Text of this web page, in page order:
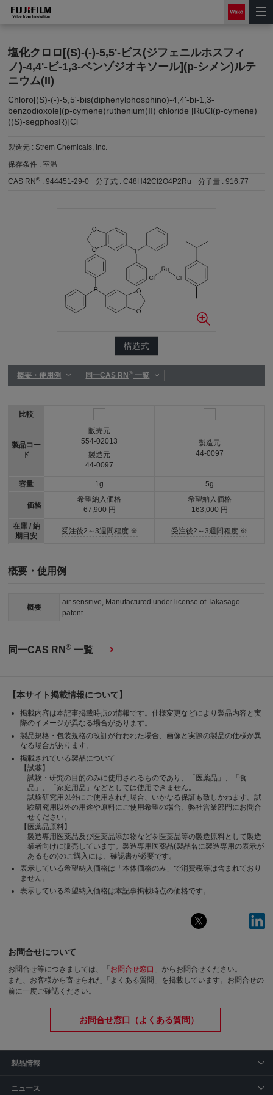
塩化クロロ[(S)-(-)-5,5'-ビス(ジフェニルホスフィ
ノ)-4,4'-ビ-1,3-ベンゾジオキソール](p-シメン)ルテ
ニウム(II)
Chloro[(S)-(-)-5,5'-bis(diphenylphosphino)-4,4'-bi-1,3-
benzodioxole](p-cymene)ruthenium(II) chloride [RuCl(p-cymene)
((S)-segphosR)]Cl
製造元 : Strem Chemicals, Inc.
保存条件 :室温
CAS RN® :944451-29-0 分子式 :C48H42Cl2O4P2Ru 分子量 :916.77
構造式
概要・使用例 同一CAS RN®一覧
比較
製品コー
ド
容量
価格
在庫 / 納
期目安
販売元
554-02013
製造元
44-0097
1g
希望納入価格
67,900 円
受注後2～3週間程度 ※
製造元
44-0097
5g
希望納入価格
163,000 円
受注後2～3週間程度 ※
概要・使用例
概要
air sensitive, Manufactured under license of Takasago
patent.
同一CAS RN® 一覧
【本サイト掲載情報について】
掲載内容は本記事掲載時点の情報です。仕様変更などにより製品内容と実
際のイメージが異なる場合があります。
製品規格・包装規格の改訂が行われた場合、画像と実際の製品の仕様が異
なる場合があります。
掲載されている製品について
【試薬】
試験・研究の目的のみに使用されるものであり、「医薬品」、「食
品」、「家庭用品」などとしては使用できません。
試験研究用以外にご使用された場合、いかなる保証も致しかねます。試
験研究用以外の用途や原料にご使用希望の場合、弊社営業部門にお問合
せください。
【医薬品原料】
製造専用医薬品及び医薬品添加物などを医薬品等の製造原料として製造
業者向けに販売しています。製造専用医薬品(製品名に製造専用の表示が
あるもの)のご購入には、確認書が必要です。
表示している希望納入価格は「本体価格のみ」で消費税等は含まれており
ません。
表示している希望納入価格は本記事掲載時点の価格です。
お問合せについて
お問合せ等につきましては、「 お問合せ窓口 」からお問合せください。
また、お客様から寄せられた「よくある質問」を掲載しています。お問合せの
前に一度ご確認ください。
お問合せ窓口（よくある質問）
製品情報
ニュース